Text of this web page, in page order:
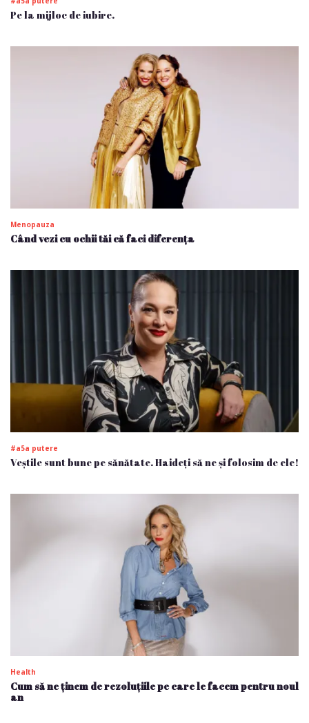
Pe la mijloc de iubire.
Menopauza
Când vezi cu ochii tăi că faci diferența
#a5a putere
Veștile sunt bune pe sănătate. Haideți să ne și folosim de ele!
Health
Cum să ne ținem de rezoluțiile pe care le facem pentru noul
an